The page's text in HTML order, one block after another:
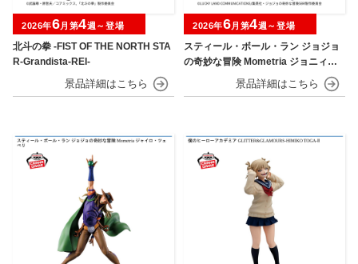
北斗の拳 -FIST OF THE NORTH STA
R-Grandista-REI-
2026年6月第4週～登場
スティール・ボール・ラン ジョジョ
の奇妙な冒険 Mometria ジョニィ・
ジョースター
2026年6月第4週～登場